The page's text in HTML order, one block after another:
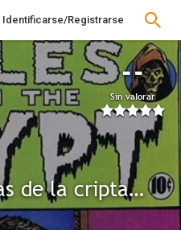
Identificarse/Registrarse
--
Sin valorar
Historias de la cripta: El guardián de mi hermano